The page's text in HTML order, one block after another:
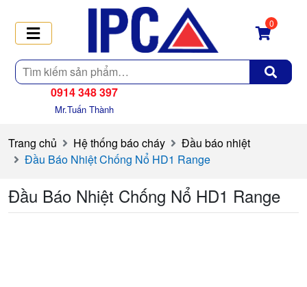
Tìm
kiếm
0
0914 348 397
Mr.Tuấn Thành
Trang chủ Hệ thống báo cháy
Đầu báo nhiệt
Đầu Báo Nhiệt Chống Nổ HD1 Range
Đầu Báo Nhiệt Chống Nổ HD1 Range